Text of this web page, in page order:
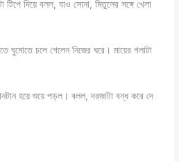
টিপে দিয়ে বলল, যাও সোনা, মিতুলের সঙ্গে খেলা
ঘুমোতে চলে গেলেন নিজের ঘরে। মায়ের গলাটা
হয়ে শুয়ে পড়ল। বলল, দরজাটা বন্ধ করে দে